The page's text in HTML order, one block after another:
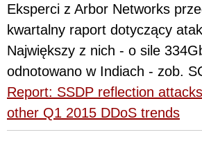
Eksperci z Arbor Networks
kwartalny raport dotyczący
Największy z nich - o sile
odnotowano w Indiach - zob.
Report: SSDP reflection
other Q1 2015 DDoS trends